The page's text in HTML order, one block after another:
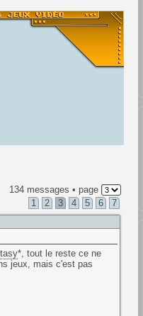
134 messages • page
1
2 3 4 5 6 7
*, tout le reste ce ne
jeux, mais c'est pas